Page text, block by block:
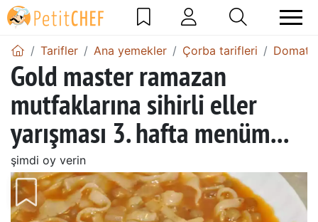
Tarifler Ana yemekler Çorba tarifleri
Gold master ramazan
mutfaklarına sihirli eller
yarışması 3. hafta menüm...
şimdi oy verin